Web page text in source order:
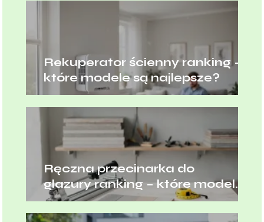
Rekuperator ścienny ranking –
które modele są najlepsze?
Ręczna przecinarka do
glazury ranking – które modele
wybrać?